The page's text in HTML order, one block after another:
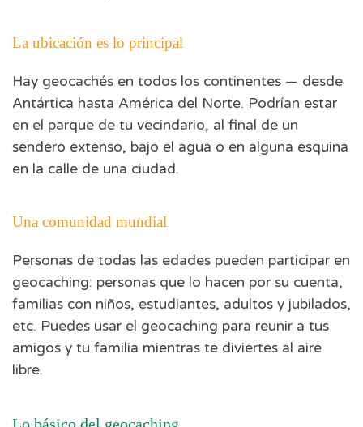
La ubicación es lo principal
Hay geocachés en todos los continentes — desde
Antártica hasta América del Norte. Podrían estar
en el parque de tu vecindario, al final de un
sendero extenso, bajo el agua o en alguna esquina
en la calle de una ciudad.
Una comunidad mundial
Personas de todas las edades pueden participar en
geocaching: personas que lo hacen por su cuenta,
familias con niños, estudiantes, adultos y jubilados,
etc. Puedes usar el geocaching para reunir a tus
amigos y tu familia mientras te diviertes al aire
libre.